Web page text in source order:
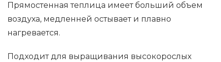
Прямостенная теплица имеет больший объем
воздуха, медленней остывает и плавно
нагревается.
Подходит для выращивания высокорослых